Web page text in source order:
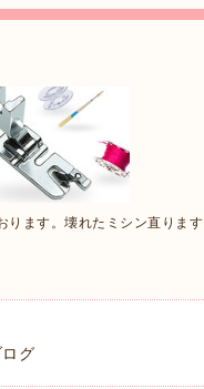
ます。壊れたミシン直ります
グ